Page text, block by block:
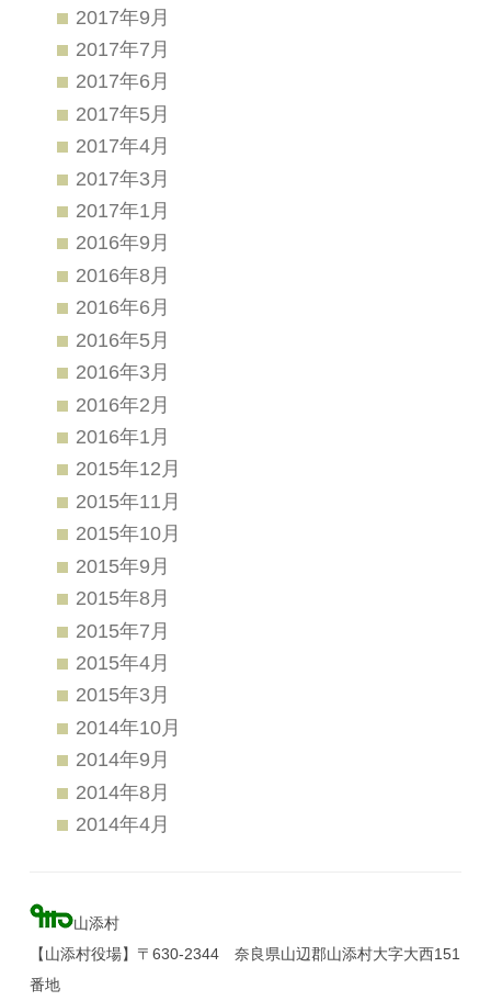
2017年9月
2017年7月
2017年6月
2017年5月
2017年4月
2017年3月
2017年1月
2016年9月
2016年8月
2016年6月
2016年5月
2016年3月
2016年2月
2016年1月
2015年12月
2015年11月
2015年10月
2015年9月
2015年8月
2015年7月
2015年4月
2015年3月
2014年10月
2014年9月
2014年8月
2014年4月
山添村
【山添村役場】〒630-2344 奈良県山辺郡山添村大字大西151
番地